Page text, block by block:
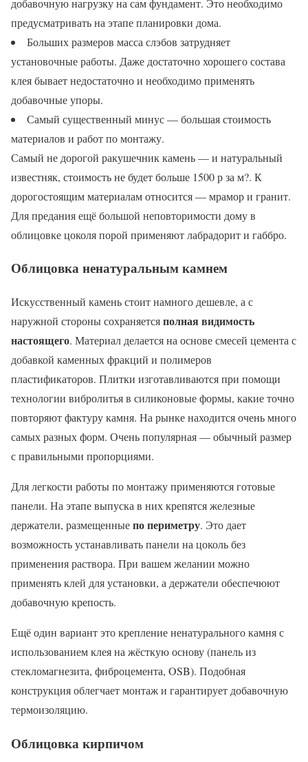
предусматривать на этапе планировки дома.
Больших размеров масса слэбов затрудняет
установочные работы. Даже достаточно хорошего состава
клея бывает недостаточно и необходимо применять
добавочные упоры.
Самый существенный минус — большая стоимость
материалов и работ по монтажу.
Самый не дорогой ракушечник камень — и натуральный
известняк, стоимость не будет больше 1500 р за м?. К
дорогостоящим материалам относится — мрамор и гранит.
Для предания ещё большой неповторимости дому в
облицовке цоколя порой применяют лабрадорит и габбро.
Облицовка ненатуральным камнем
Искусственный камень стоит намного дешевле, а с
наружной стороны сохраняетсяполная видимость
настоящего. Материал делается на основе смесей цемента с
добавкой каменных фракций и полимеров
пластификаторов. Плитки изготавливаются при помощи
технологии вибролитья в силиконовые формы, какие точно
повторяют фактуру камня. На рынке находится очень много
самых разных форм. Очень популярная — обычный размер
с правильными пропорциями.
Для легкости работы по монтажу применяются готовые
панели. На этапе выпуска в них крепятся железные
держатели, размещенныепо периметру. Это дает
возможность устанавливать панели на цоколь без
применения раствора. При вашем желании можно
применять клей для установки, а держатели обеспечюют
добавочную крепость.
Ещё один вариант это крепление ненатурального камня с
использованием клея на жёсткую основу (панель из
стекломагнезита, фиброцемента, OSB). Подобная
конструкция облегчает монтаж и гарантирует добавочную
термоизоляцию.
Облицовка кирпичом